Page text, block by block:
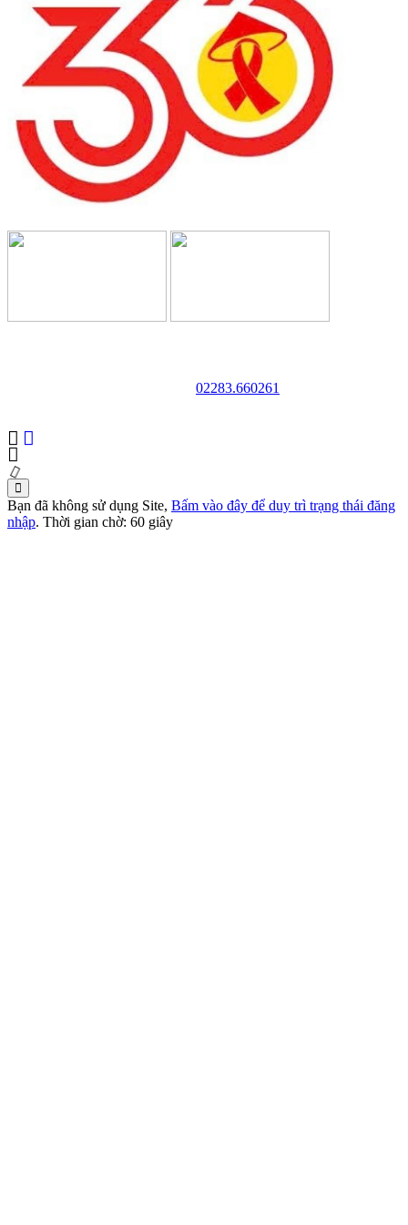
02283.660261
Bạn đã không sử dụng Site, Bấm vào đây để duy trì trạng thái đăng
nhập. Thời gian chờ: 60 giây